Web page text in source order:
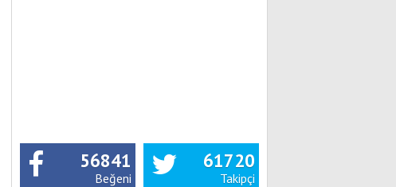
56841
Beğeni
61720
Takipçi